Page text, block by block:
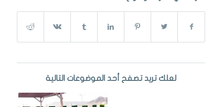
لعلك تريد تصفح أحد الموضوعات التالية